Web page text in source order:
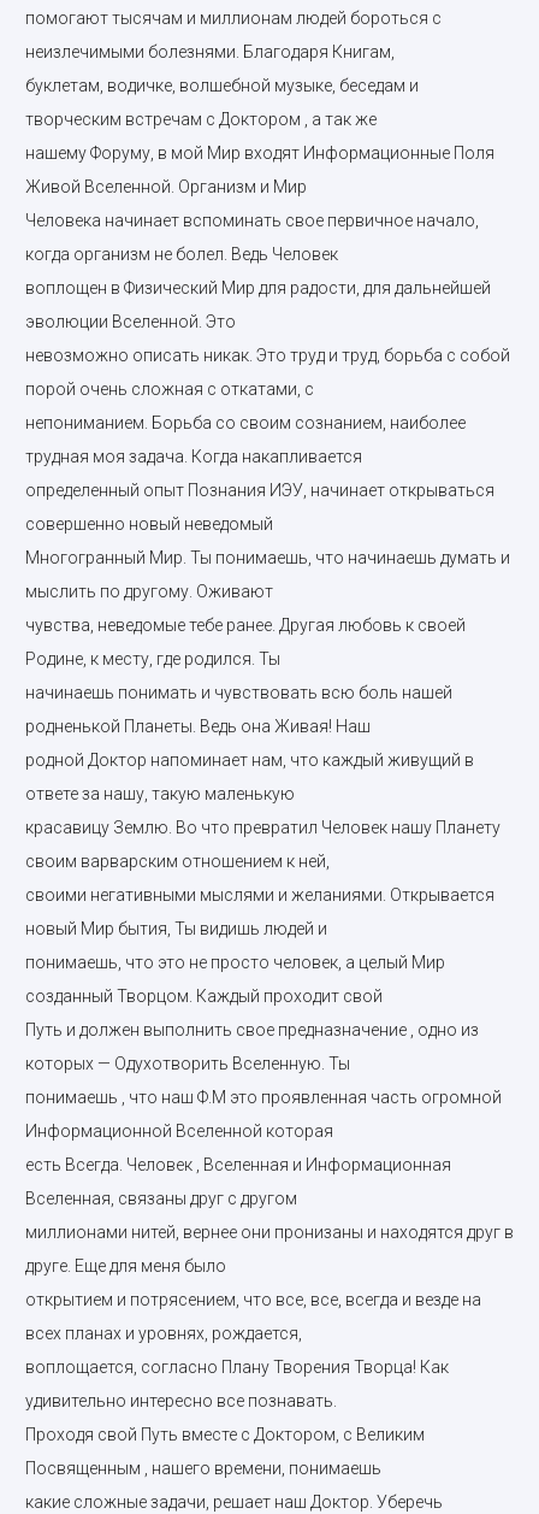
помогают тысячам и миллионам людей бороться с
неизлечимыми болезнями. Благодаря Книгам,
буклетам, водичке, волшебной музыке, беседам и
творческим встречам с Доктором , а так же
нашему Форуму, в мой Мир входят Информационные Поля
Живой Вселенной. Организм и Мир
Человека начинает вспоминать свое первичное начало,
когда организм не болел. Ведь Человек
воплощен в Физический Мир для радости, для дальнейшей
эволюции Вселенной. Это
невозможно описать никак. Это труд и труд, борьба с собой
порой очень сложная с откатами, с
непониманием. Борьба со своим сознанием, наиболее
трудная моя задача. Когда накапливается
определенный опыт Познания ИЭУ, начинает открываться
совершенно новый неведомый
Многогранный Мир. Ты понимаешь, что начинаешь думать и
мыслить по другому. Оживают
чувства, неведомые тебе ранее. Другая любовь к своей
Родине, к месту, где родился. Ты
начинаешь понимать и чувствовать всю боль нашей
родненькой Планеты. Ведь она Живая! Наш
родной Доктор напоминает нам, что каждый живущий в
ответе за нашу, такую маленькую
красавицу Землю. Во что превратил Человек нашу Планету
своим варварским отношением к ней,
своими негативными мыслями и желаниями. Открывается
новый Мир бытия, Ты видишь людей и
понимаешь, что это не просто человек, а целый Мир
созданный Творцом. Каждый проходит свой
Путь и должен выполнить свое предназначение , одно из
которых — Одухотворить Вселенную. Ты
понимаешь , что наш Ф.М это проявленная часть огромной
Информационной Вселенной которая
есть Всегда. Человек , Вселенная и Информационная
Вселенная, связаны друг с другом
миллионами нитей, вернее они пронизаны и находятся друг в
друге. Еще для меня было
открытием и потрясением, что все, все, всегда и везде на
всех планах и уровнях, рождается,
воплощается, согласно Плану Творения Творца! Как
удивительно интересно все познавать.
Проходя свой Путь вместе с Доктором, с Великим
Посвященным , нашего времени, понимаешь
какие сложные задачи, решает наш Доктор. Уберечь